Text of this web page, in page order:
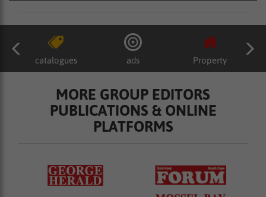
catalogues ads Property
MORE GROUP EDITORS
PUBLICATIONS & ONLINE
PLATFORMS